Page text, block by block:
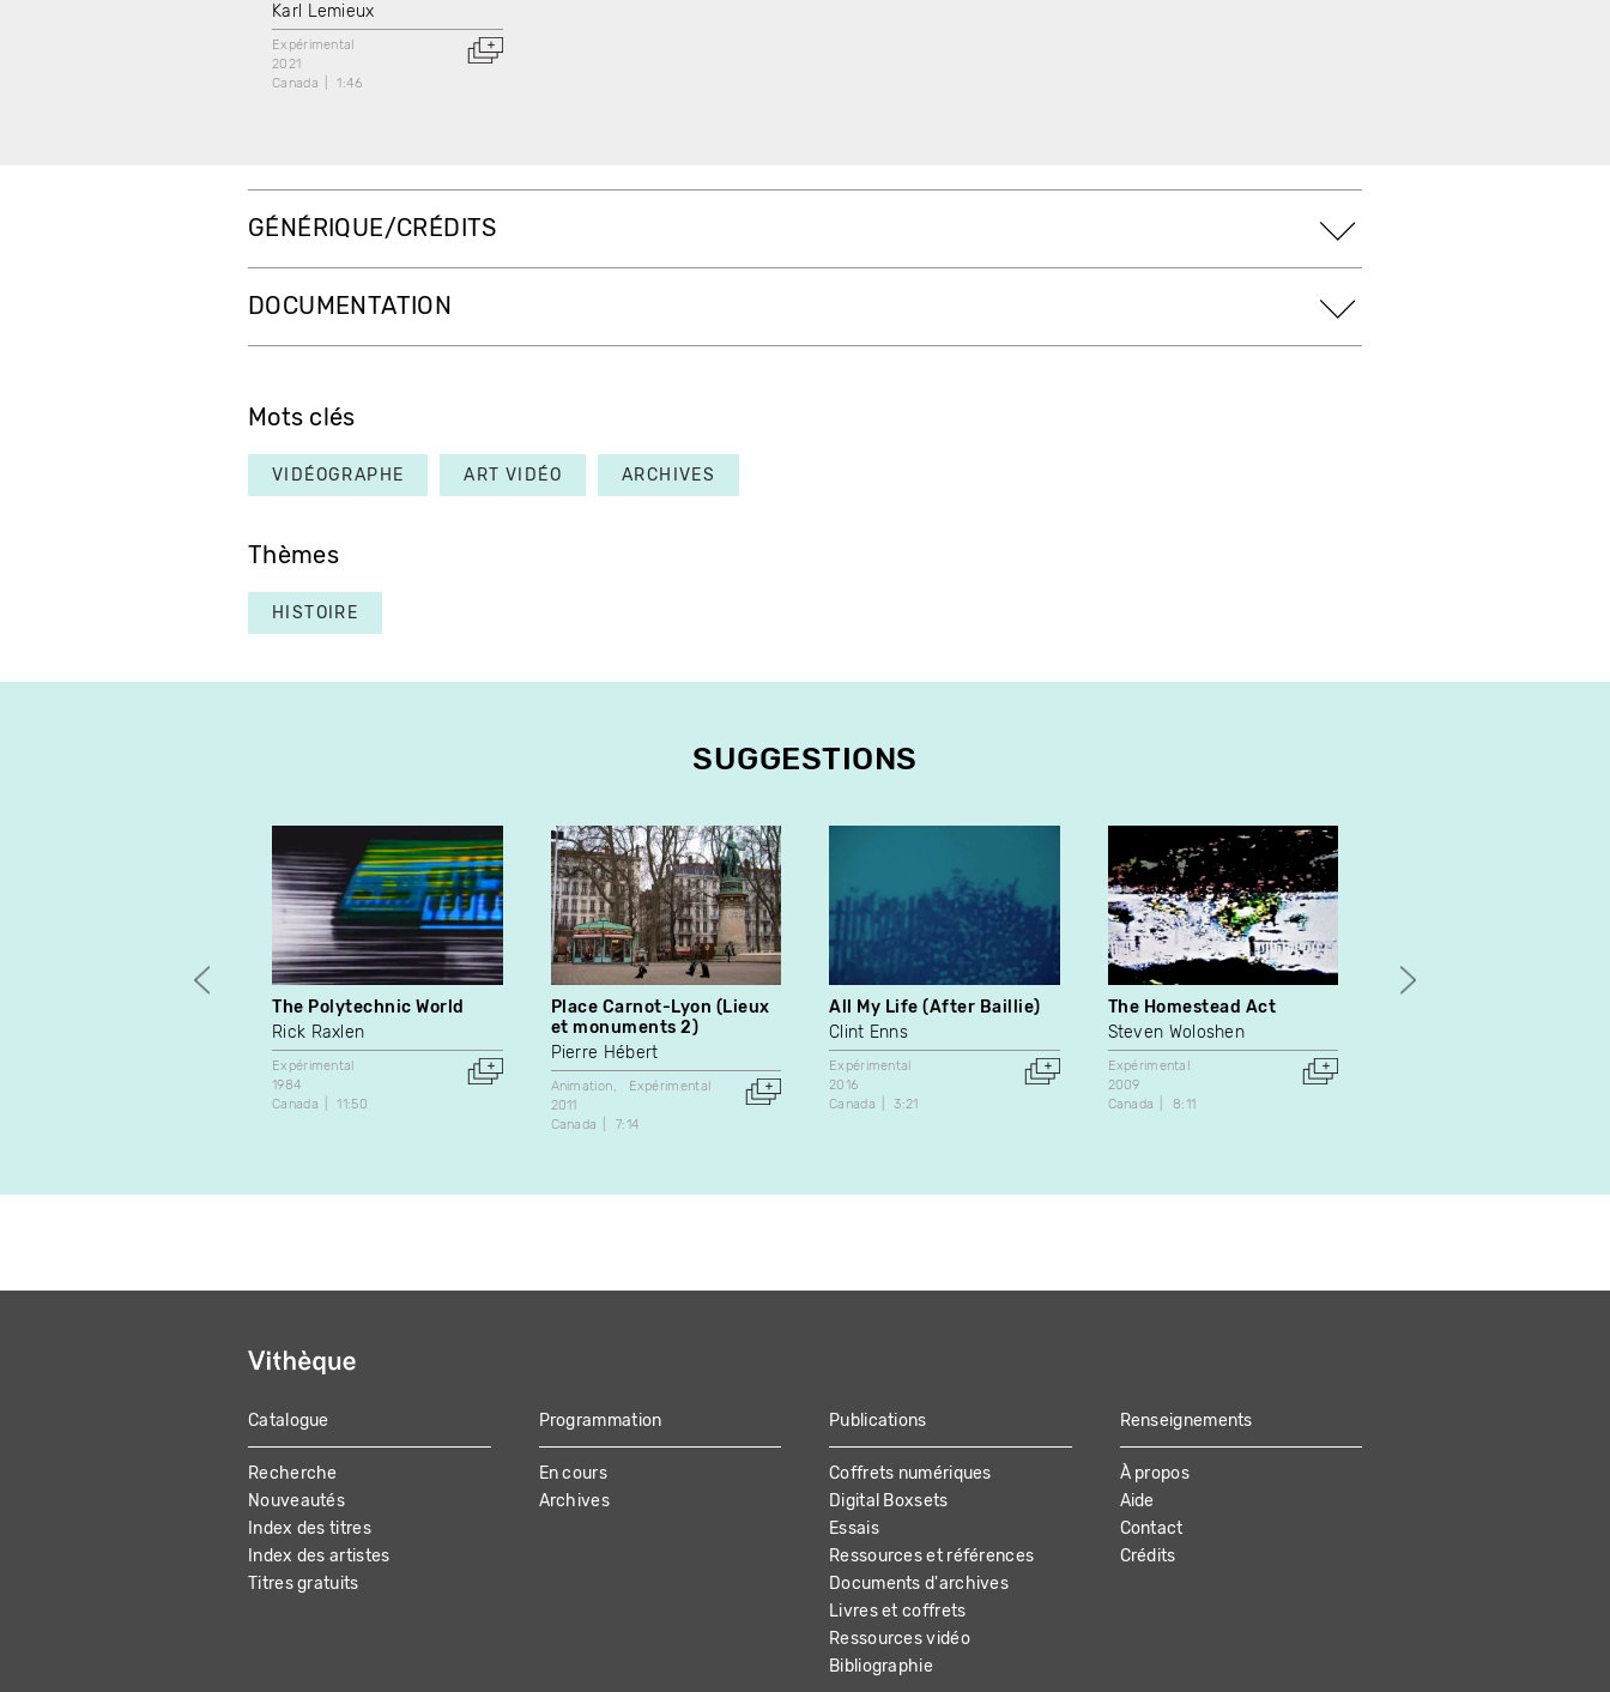
Karl Lemieux
Expérimental
2021
Canada
1:46
GÉNÉRIQUE/CRÉDITS
DOCUMENTATION
Mots clés
VIDÉOGRAPHE ART VIDÉO ARCHIVES
Thèmes
HISTOIRE
SUGGESTIONS
The Polytechnic World
Rick Raxlen
Expérimental
1984
Canada
11:50
Place Carnot-Lyon (Lieux
et monuments 2)
Pierre Hébert
Animation
Expérimental
2011
Canada
7:14
All My Life (After Baillie)
Clint Enns
Expérimental
2016
Canada
3:21
The Homestead Act
Steven Woloshen
Expérimental
2009
Canada
8:11
MAIN
NAVIGATION
Catalogue
Recherche
Nouveautés
Index des titres
Index des artistes
Titres gratuits
Programmation
En cours
Archives
Publications
Coffrets numériques
Digital Boxsets
Essais
Ressources et références
Documents d'archives
Livres et coffrets
Ressources vidéo
Bibliographie
Renseignements
À propos
Aide
Contact
Crédits